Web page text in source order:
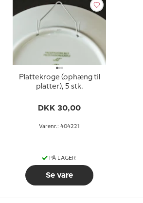
Plattekroge (ophæng til
platter), 5 stk.
DKK 30,00
Varenr.: 404221
PÅ LAGER
Se vare